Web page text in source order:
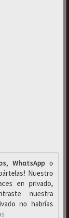
, WhαtsAppo
Nuestro
en privado,
nuestra
no habrías